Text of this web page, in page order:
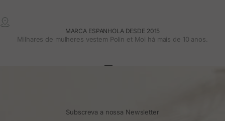
MARCA ESPANHOLA DESDE 2015
Milhares de mulheres vestem Polin et Moi há mais de 10 anos.
Subscreva a nossa Newsletter